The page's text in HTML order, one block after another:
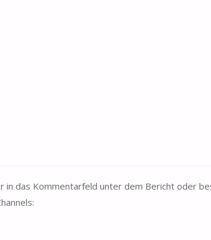
in das Kommentarfeld unter dem Bericht oder